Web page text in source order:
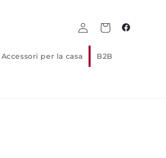
Accessori per la casa B2B
Log
in
Carrello
Facebook